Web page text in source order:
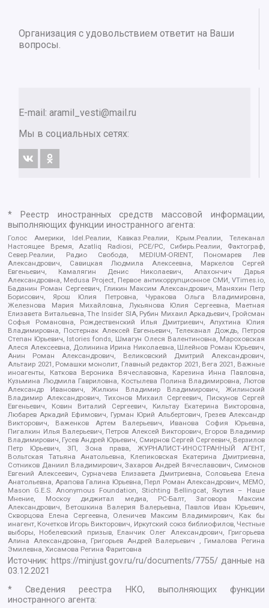
Организация с удовольствием ответит на Ваши
вопросы.
E-mail: aramil_vesti@mail.ru
Мы в социальных сетях:
* Реестр иностранных средств массовой информации,
выполняющих функции иностранного агента:
Голос Америки, Idel.Реалии, Кавказ.Реалии, Крым.Реалии, Телеканал
Настоящее Время, Azatliq Radiosi, PCE/PC, Сибирь.Реалии, Фактограф,
Север.Реалии, Радио Свобода, MEDIUM-ORIENT, Пономарев Лев
Александрович, Савицкая Людмила Алексеевна, Маркелов Сергей
Евгеньевич, Камалягин Денис Николаевич, Апахончич Дарья
Александровна, Medusa Project, Первое антикоррупционное СМИ, VTimes.io,
Баданин Роман Сергеевич, Гликин Максим Александрович, Маняхин Петр
Борисович, Ярош Юлия Петровна, Чуракова Ольга Владимировна,
Железнова Мария Михайловна, Лукьянова Юлия Сергеевна, Маетная
Елизавета Витальевна, The Insider SIA, Рубин Михаил Аркадьевич, Гройсман
Софья Романовна, Рождественский Илья Дмитриевич, Апухтина Юлия
Владимировна, Постернак Алексей Евгеньевич, Телеканал Дождь, Петров
Степан Юрьевич, Istories fonds, Шмагун Олеся Валентиновна, Мароховская
Алеся Алексеевна, Долинина Ирина Николаевна, Шлейнов Роман Юрьевич,
Анин Роман Александрович, Великовский Дмитрий Александрович,
Альтаир 2021, Ромашки монолит, Главный редактор 2021, Вега 2021, Важные
иноагенты, Каткова Вероника Вячеславовна, Карезина Инна Павловна,
Кузьмина Людмила Гавриловна, Костылева Полина Владимировна, Лютов
Александр Иванович, Жилкин Владимир Владимирович, Жилинский
Владимир Александрович, Тихонов Михаил Сергеевич, Пискунов Сергей
Евгеньевич, Ковин Виталий Сергеевич, Кильтау Екатерина Викторовна,
Любарев Аркадий Ефимович, Гурман Юрий Альбертович, Грезев Александр
Викторович, Важенков Артем Валерьевич, Иванова София Юрьевна,
Пигалкин Илья Валерьевич, Петров Алексей Викторович, Егоров Владимир
Владимирович, Гусев Андрей Юрьевич, Смирнов Сергей Сергеевич, Верзилов
Петр Юрьевич, ЗП, Зона права, ЖУРНАЛИСТ-ИНОСТРАННЫЙ АГЕНТ,
Вольтская Татьяна Анатольевна, Клепиковская Екатерина Дмитриевна,
Сотников Даниил Владимирович, Захаров Андрей Вячеславович, Симонов
Евгений Алексеевич, Сурначева Елизавета Дмитриевна, Соловьева Елена
Анатольевна, Арапова Галина Юрьевна, Перл Роман Александрович, МЕМО,
Mason G.E.S. Anonymous Foundation, Stichting Bellingcat, Якутия – Наше
Мнение, Москоу диджитал медиа, РС-Балт, Заговора Максим
Александрович, Ветошкина Валерия Валерьевна, Павлов Иван Юрьевич,
Скворцова Елена Сергеевна, Оленичев Максим Владимирович, Как бы
инагент, Кочетков Игорь Викторович, Иркутский союз библиофилов, Честные
выборы, Нобелевский призыв, Еланчик Олег Александрович, Григорьева
Алина Александровна, Григорьев Андрей Валерьевич , Гималова Регина
Эмилевна, Хисамова Регина Фаритовна
Источник: https://minjust.gov.ru/ru/documents/7755/ данные на
03.12.2021
* Сведения реестра НКО, выполняющих функции
иностранного агента: